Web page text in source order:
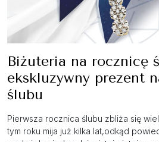
Biżuteria na rocznicę
ekskluzywny prezent
ślubu
Pierwsza rocznica ślubu zbliża się
tym roku mija już kilka lat,odkąd